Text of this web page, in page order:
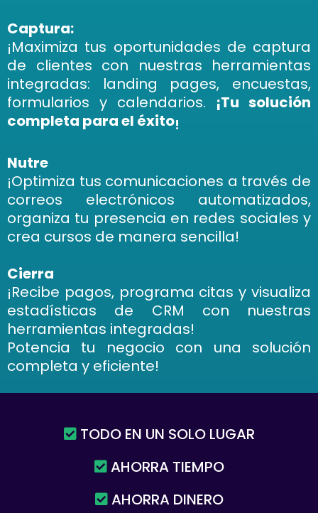
Captura:
¡Maximiza tus oportunidades de captura
de clientes con nuestras herramientas
integradas: landing pages, encuestas,
formularios y calendarios. ¡Tu solución
completa para el éxito!
Nutre
¡Optimiza tus comunicaciones a través de
correos electrónicos automatizados,
organiza tu presencia en redes sociales y
crea cursos de manera sencilla!
Cierra
¡Recibe pagos, programa citas y visualiza
estadísticas de CRM con nuestras
herramientas integradas!
Potencia tu negocio con una solución
completa y eficiente!
TODO EN UN SOLO LUGAR
AHORRA TIEMPO
AHORRA DINERO